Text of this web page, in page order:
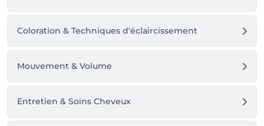
Coloration & Techniques d'éclaircissement
Mouvement & Volume
Entretien & Soins Cheveux